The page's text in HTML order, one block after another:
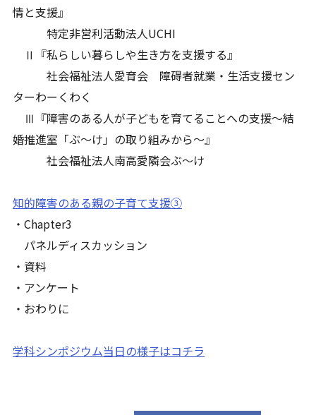
情と支援』
特定非営利活動法人UCHI
Ⅱ『私らしい暮らしや生き方を支援する』
社会福祉法人愛育会 障碍者就業・生活支援セン
ターわーくわく
Ⅲ『障害のある人が子どもを育てることへの支援～結
婚推進室「ぶ～け」の取り組みから～』
社会福祉法人南高愛隣会ぶ～け
知的障害のある親の子育て支援③
・Chapter3
パネルディスカッション
・資料
・アンケート
・おわりに
学科シンポジウム当日の様子はコチラ